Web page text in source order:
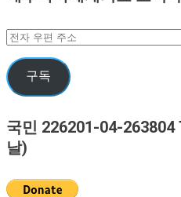
전
우
편
소
구독
국민 226201-04-263804
날)